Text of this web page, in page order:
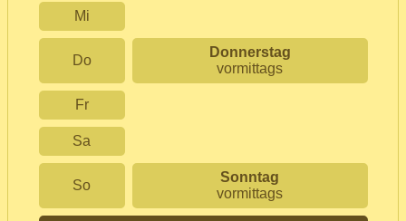
Mi
Do
Donnerstag
vormittags
Fr
Sa
So
Sonntag
vormittags